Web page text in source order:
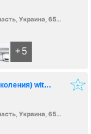
Одесса, Одесская область, Украина, 65000
+5
Apple AirPods (2 поколения) with. Новые. Оригинал. АКЦИИ
Одесса, Одесская область, Украина, 65000